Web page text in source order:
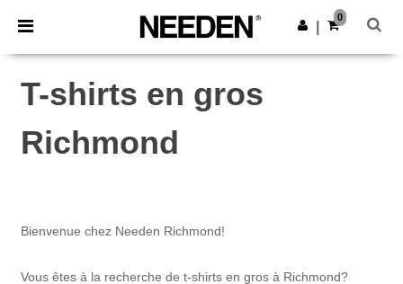
× Appli Needen
Meilleurs prix sur l’app !
Obtenir l'appli
0
T-shirts en gros
Richmond
Bienvenue chez Needen Richmond!
Vous êtes à la recherche de t-shirts en gros à Richmond?